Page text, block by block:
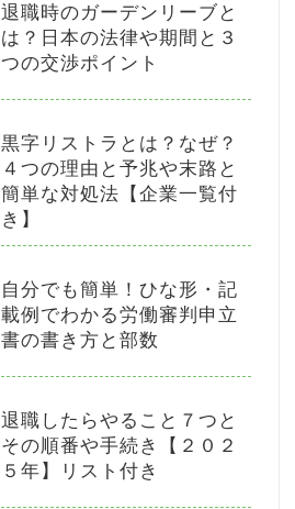
退職時のガーデンリーブと
は？日本の法律や期間と３
つの交渉ポイント
黒字リストラとは？なぜ？
４つの理由と予兆や末路と
簡単な対処法【企業一覧付
き】
自分でも簡単！ひな形・記
載例でわかる労働審判申立
書の書き方と部数
退職したらやること７つと
その順番や手続き【２０２
５年】リスト付き